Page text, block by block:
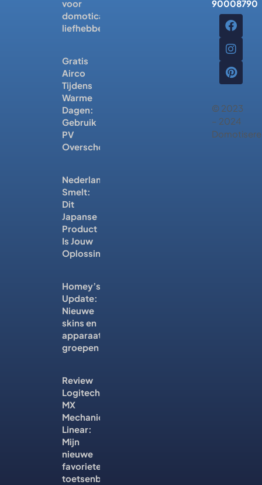
voor
domotica-
liefhebbers
Gratis
Airco
Tijdens
Warme
Dagen:
Gebruik
PV
Overschot
Nederland
Smelt:
Dit
Japanse
Product
Is Jouw
Oplossing
Homey’s
Update:
Nieuwe
skins en
apparaat
groepen
Review
Logitech
MX
Mechanical
Linear:
Mijn
nieuwe
favoriete
toetsenbord?
90008790
© 2023
– 2024